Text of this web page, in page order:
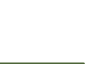
einer Infobox und